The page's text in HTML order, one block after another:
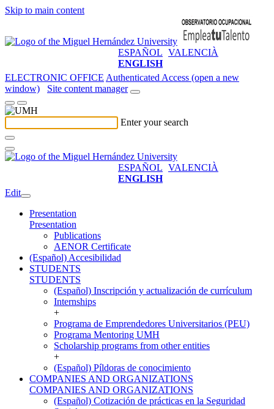
Skip to main content
ESPAÑOL VALENCIÀ
ENGLISH
ELECTRONIC OFFICE Authenticated Access (open a new
window)
Site content manager
Enter your search
ESPAÑOL VALENCIÀ
ENGLISH
Edit
Presentation
Presentation
Publications
AENOR Certificate
(Español) Accesibilidad
STUDENTS
STUDENTS
(Español) Inscripción y actualización de currículum
Internships
+
Programa de Emprendedores Universitarios (PEU)
Programa Mentoring UMH
Scholarship programs from other entities
+
(Español) Píldoras de conocimiento
COMPANIES AND ORGANIZATIONS
COMPANIES AND ORGANIZATIONS
(Español) Cotización de prácticas en la Seguridad